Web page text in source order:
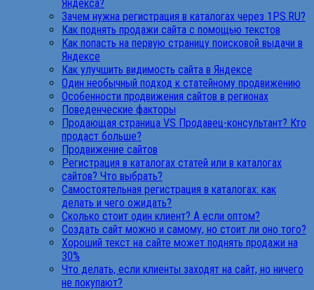
Яндекса?
Зачем нужна регистрация в каталогах через 1PS.RU?
Как поднять продажи сайта с помощью текстов
Как попасть на первую страницу поисковой выдачи в
Яндексе
Как улучшить видимость сайта в Яндексе
Один необычный подход к статейному продвижению
Особенности продвижения сайтов в регионах
Поведенческие факторы
Продающая страница VS Продавец-консультант? Кто
продаст больше?
Продвижение сайтов
Регистрация в каталогах статей или в каталогах
сайтов? Что выбрать?
Самостоятельная регистрация в каталогах: как
делать и чего ожидать?
Сколько стоит один клиент? А если оптом?
Создать сайт можно и самому, но стоит ли оно того?
Хороший текст на сайте может поднять продажи на
30%
Что делать, если клиенты заходят на сайт, но ничего
не покупают?